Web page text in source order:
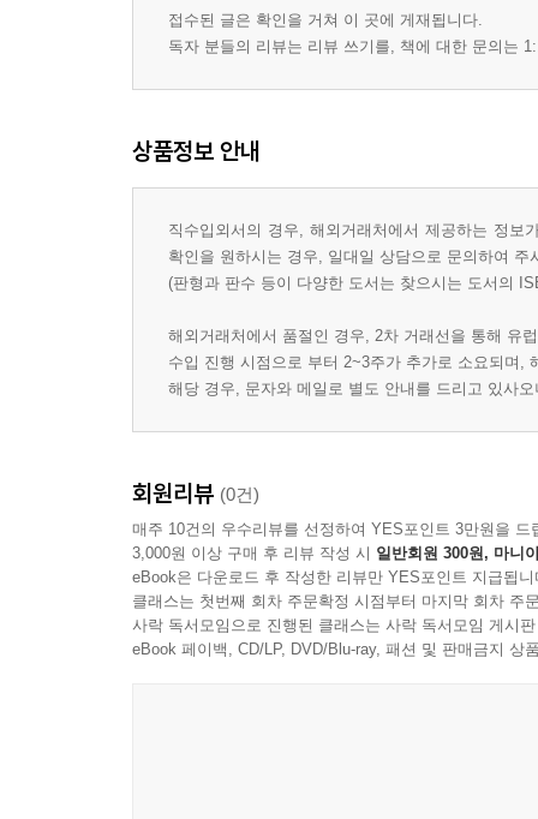
Chapter 7 Misrepresentation
Chapter 8 Conversation
Chapter 9 Place
Chapter 10 Emergence
Chapter 11 Alterity
Chapter 12 Discipline
Chapter 15 Decolonization
Chapter 16 Inwardness
Chapter 17 Individuality
접수된 글은 확인을 거쳐 이 곳에 게재됩니다.
독자 분들의 리뷰는 리뷰 쓰기를, 책에 대한 문의는
상품정보 안내
직수입외서의 경우, 해외거래처에서 제공하는 정
확인을 원하시는 경우, 일대일 상담으로 문의하여 주
(판형과 판수 등이 다양한 도서는 찾으시는 도서의
해외거래처에서 품절인 경우, 2차 거래선을 통해 유
수입 진행 시점으로 부터 2~3주가 추가로 소요되며,
해당 경우, 문자와 메일로 별도 안내를 드리고 있사
회원리뷰 (0건)
매주 10건의 우수리뷰를 선정하여 YES포인트 3만원을 드
3,000원 이상 구매 후 리뷰 작성 시 일반회원 300원, 마니
eBook은 다운로드 후 작성한 리뷰만 YES포인트 지급됩니
클래스는 첫번째 회차 주문확정 시점부터 마지막 회차 주
사락 독서모임으로 진행된 클래스는 사락 독서모임 게시
eBook 페이백, CD/LP, DVD/Blu-ray, 패션 및 판매금지 상